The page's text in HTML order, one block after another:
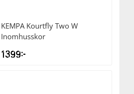
KEMPA Kourtfly Two W
Inomhusskor
1399kr